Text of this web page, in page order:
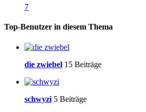
7
Top-Benutzer in diesem Thema
die zwiebel 15 Beiträge
schwyzi 5 Beiträge